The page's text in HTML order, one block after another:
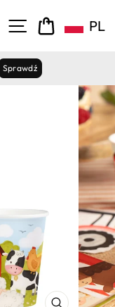
SZUKAJNAWIGACJA
KOSZYK
PL
Sprawdź